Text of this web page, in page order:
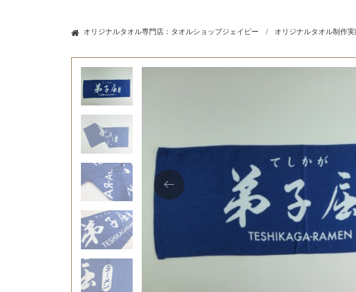
オリジナルタオル専門店：タオルショップジェイピー オリジナルタオル制作